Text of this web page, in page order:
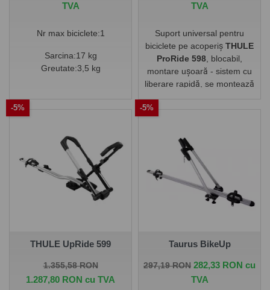
TVA
Nr max biciclete:1
Sarcina:17 kg
Greutate:3,5 kg
TVA
Suport universal pentru
biciclete pe acoperiș THULE
ProRide 598 , blocabil,
montare ușoară - sistem cu
liberare rapidă, se montează
cu adaptorul TH 889-5 (nu
tuburi rotunde ale cadrului
bicicletei de la 22-80 mm,
tuburi ovale cu dimensiuni
maxime de 80x100 mm,
material din aluminiu,
de acoperiș.
Disponibilitate:în stoc
-5%
THULE UpRide 599
Pret de baza
1.355,58 RONPret
1.287,80 RON cu TVA
-5%
Taurus BikeUp
Pret de baza
297,19 RON Pret
282,33 RON cu
TVA